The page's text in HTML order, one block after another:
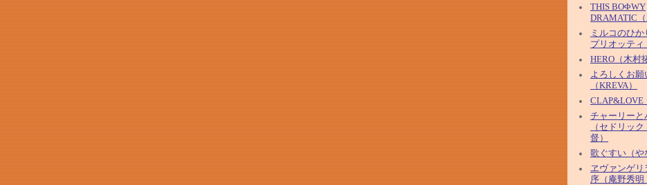
THIS BOΦWY
DRAMATIC（
ミルコのひ
プリオッティ
HERO（木村
よろしくお願
（KREVA）
CLAP&LOVE
チャーリーと
（セドリッ
督）
歌ぐすい（や
ヱヴァンゲリ
序（庵野秀明